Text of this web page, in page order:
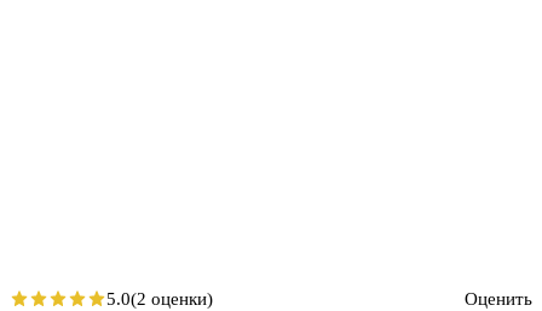
5.0(2 оценки)
Оценить